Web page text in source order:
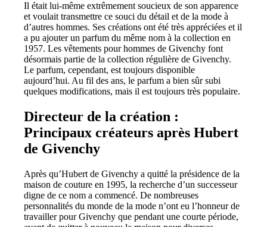
Il était lui-même extrêmement soucieux de son apparence
et voulait transmettre ce souci du détail et de la mode à
d’autres hommes. Ses créations ont été très appréciées et il
a pu ajouter un parfum du même nom à la collection en
1957. Les vêtements pour hommes de Givenchy font
désormais partie de la collection régulière de Givenchy.
Le parfum, cependant, est toujours disponible
aujourd’hui. Au fil des ans, le parfum a bien sûr subi
quelques modifications, mais il est toujours très populaire.
Directeur de la création :
Principaux créateurs après Hubert
de Givenchy
Après qu’Hubert de Givenchy a quitté la présidence de la
maison de couture en 1995, la recherche d’un successeur
digne de ce nom a commencé. De nombreuses
personnalités du monde de la mode n’ont eu l’honneur de
travailler pour Givenchy que pendant une courte période,